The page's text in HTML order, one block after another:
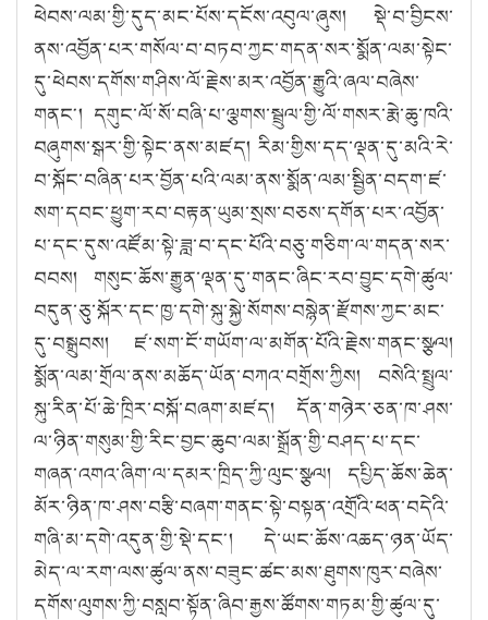
ཕེབས་ལམ་གྱི་དུད་མང་པོས་དངོས་འབུལ་ཞུས། སྡེ་བ་བྱིངས་
ནས་འབྱོན་པར་གསོལ་བ་བཏབ་ཀྱང་གདན་སར་སྨོན་ལམ་སྟེང་
དུ་ཕེབས་དགོས་གཤིས་ལོ་རྗེས་མར་འབྱོན་རྒྱུའི་ཞལ་བཞེས་
གནང༌། དགུང་ལོ་སོ་བཞི་པ་ལྕགས་སྦྲུལ་གྱི་ལོ་གསར་རྨེ་ཆུ་ཁའི་
བཞུགས་སྒར་གྱི་སྟེང་ནས་མཛད། རིམ་གྱིས་དད་ལྡན་དུ་མའི་རེ་
བ་སྐོང་བཞིན་པར་བྱོན་པའི་ལམ་ནས་སྨོན་ལམ་སྦྱིན་བདག་ཛ་
སག་དབང་ཕྱུག་རབ་བརྟན་ཡུམ་སྲས་བཅས་དགོན་པར་འབྱོན་
པ་དང་དུས་འཛོམ་སྟེ་ཟླ་བ་དང་པོའི་བཅུ་གཅིག་ལ་གདན་སར་
བབས། གསུང་ཆོས་རྒྱུན་ལྡན་དུ་གནང་ཞིང་རབ་བྱུང་དགེ་ཚུལ་
བདུན་ཅུ་སྐོར་དང་ཁྱ་དགེ་སྐུ་སྐྱེ་སོགས་བསྙེན་རྫོགས་ཀྱང་མང་
དུ་བསྒྲུབས། ཛ་སག་ངོ་གཡོག་ལ་མགོན་པོའི་རྗེས་གནང་སྩལ།
སྨོན་ལམ་གྲོལ་ནས་མཆོད་ཡོན་བཀའ་བགྲོས་ཀྱིས། བསེའི་སྤྲུལ་
སྐུ་རིན་པོ་ཆེ་ཁྲིར་བསྐོ་བཞག་མཛད། དོན་གཉེར་ཅན་ཁ་ཤས་
ལ་ཉིན་གསུམ་གྱི་རིང་བྱང་ཆུབ་ལམ་སྒྲོན་གྱི་བཤད་པ་དང་
གཞན་འགའ་ཞིག་ལ་དམར་ཁྲིད་ཀྱི་ལུང་སྩལ། དཔྱིད་ཆོས་ཆེན་
མོར་ཉིན་ཁ་ཤས་བརྩི་བཞག་གནང་སྟེ་བསྟན་འགྲོའི་ཕན་བདེའི་
གཞི་མ་དགེ་འདུན་གྱི་སྡེ་དང༌། དེ་ཡང་ཆོས་འཆད་ཉན་ཡོད་
མེད་ལ་རག་ལས་ཚུལ་ནས་བཟུང་ཚང་མས་ཐུགས་ཁུར་བཞེས་
དགོས་ལུགས་ཀྱི་བསླབ་སྟོན་ཞིབ་རྒྱས་ཚོགས་གཏམ་གྱི་ཚུལ་དུ་